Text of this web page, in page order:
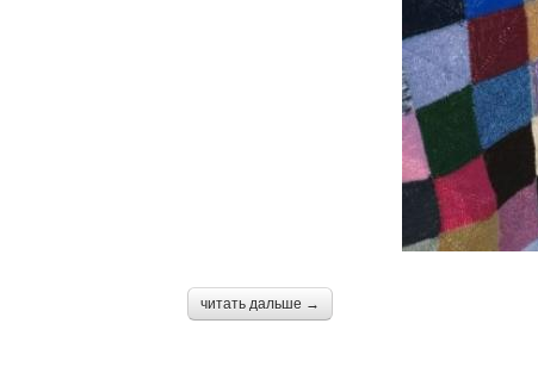
читать дальше →